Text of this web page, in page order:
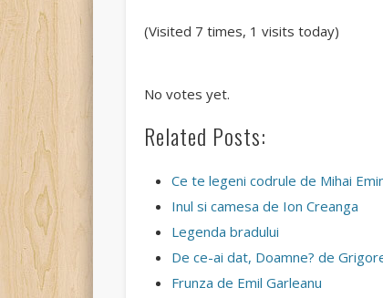
(Visited 7 times, 1 visits today)
No votes yet.
Related Posts:
Ce te legeni codrule de Mihai
Inul si camesa de Ion Creanga
Legenda bradului
De ce-ai dat, Doamne? de
Frunza de Emil Garleanu